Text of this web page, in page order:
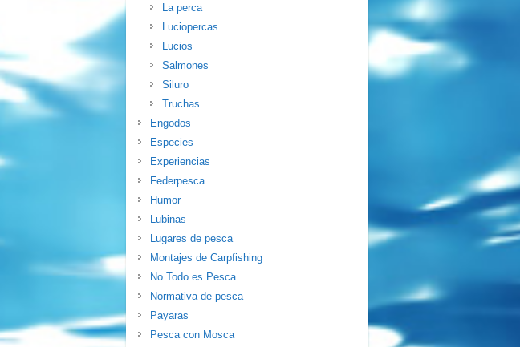
La perca
Luciopercas
Lucios
Salmones
Siluro
Truchas
Engodos
Especies
Experiencias
Federpesca
Humor
Lubinas
Lugares de pesca
Montajes de Carpfishing
No Todo es Pesca
Normativa de pesca
Payaras
Pesca con Mosca